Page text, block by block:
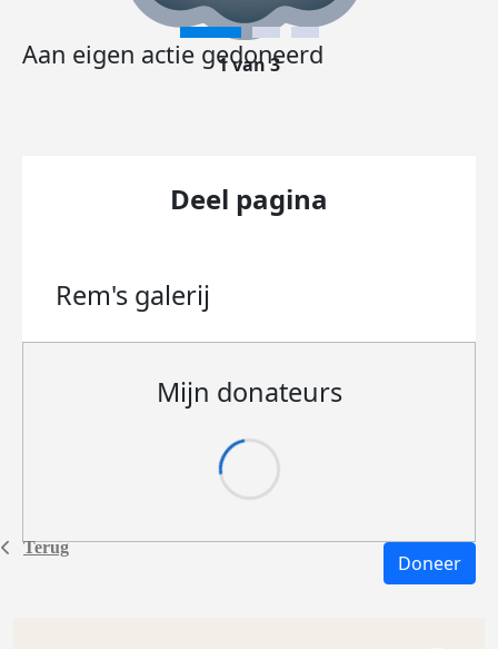
Terug
Aan eigen actie gedoneerd
1 van 3
Deel pagina
Rem's galerij
Mijn donateurs
Doneer